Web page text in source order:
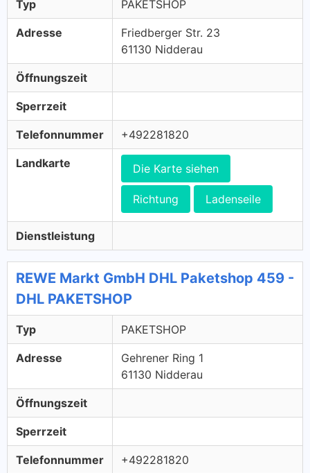
Typ PAKETSHOP
Adresse
Friedberger Str. 23
61130 Nidderau
Öffnungszeit
Sperrzeit
Telefonnummer +492281820
Landkarte Die Karte siehen
Richtung Ladenseile
Dienstleistung
REWE Markt GmbH DHL Paketshop 459 -
DHL PAKETSHOP
Typ PAKETSHOP
Adresse
Gehrener Ring 1
61130 Nidderau
Öffnungszeit
Sperrzeit
Telefonnummer +492281820